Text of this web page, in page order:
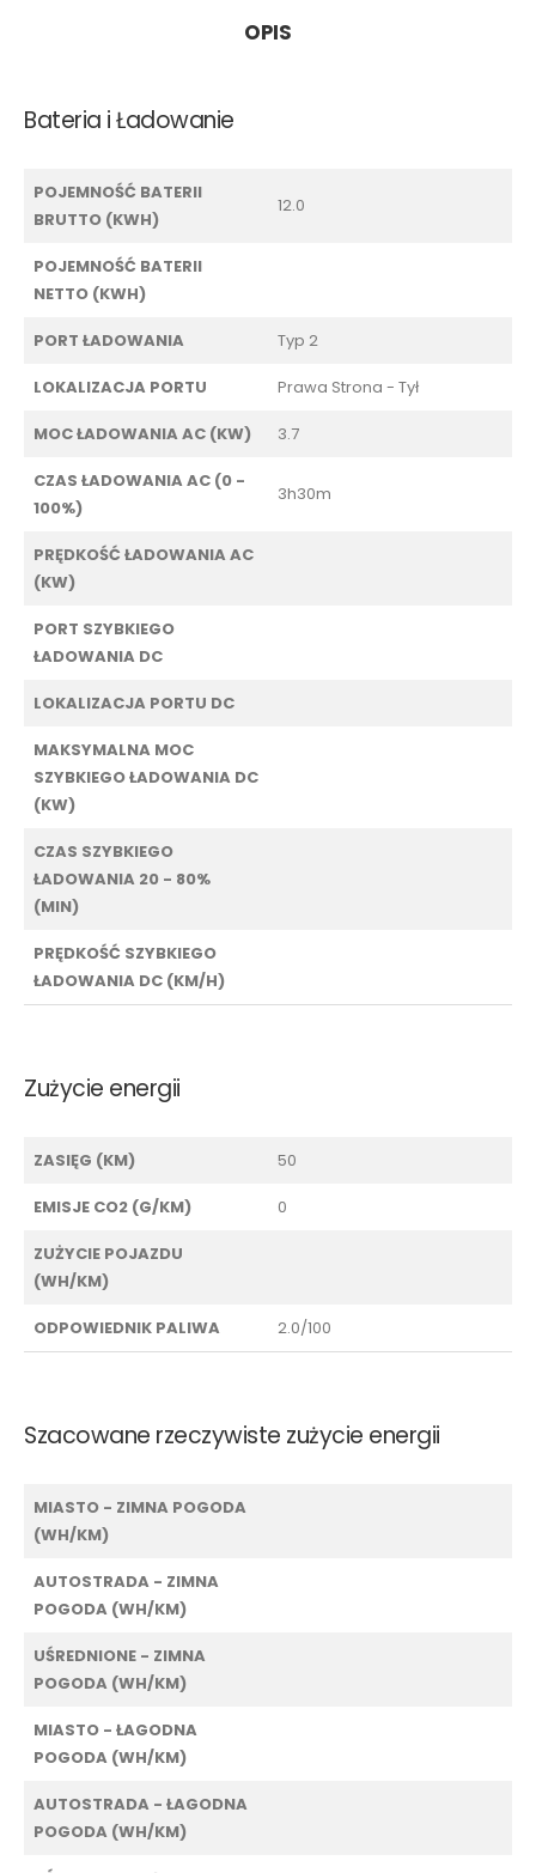
OPIS
Bateria i Ładowanie
POJEMNOŚĆ BATERII
BRUTTO (KWH)
12.0
POJEMNOŚĆ BATERII
NETTO (KWH)
PORT ŁADOWANIA Typ 2
LOKALIZACJA PORTU Prawa Strona - Tył
MOC ŁADOWANIA AC (KW) 3.7
CZAS ŁADOWANIA AC (0 -
100%)
3h30m
PRĘDKOŚĆ ŁADOWANIA AC
(KW)
PORT SZYBKIEGO
ŁADOWANIA DC
LOKALIZACJA PORTU DC
MAKSYMALNA MOC
SZYBKIEGO ŁADOWANIA DC
(KW)
CZAS SZYBKIEGO
ŁADOWANIA 20 - 80%
(MIN)
PRĘDKOŚĆ SZYBKIEGO
ŁADOWANIA DC (KM/H)
Zużycie energii
ZASIĘG (KM) 50
EMISJE CO2 (G/KM) 0
ZUŻYCIE POJAZDU
(WH/KM)
ODPOWIEDNIK PALIWA 2.0/100
Szacowane rzeczywiste zużycie energii
MIASTO - ZIMNA POGODA
(WH/KM)
AUTOSTRADA - ZIMNA
POGODA (WH/KM)
UŚREDNIONE - ZIMNA
POGODA (WH/KM)
MIASTO - ŁAGODNA
POGODA (WH/KM)
AUTOSTRADA - ŁAGODNA
POGODA (WH/KM)